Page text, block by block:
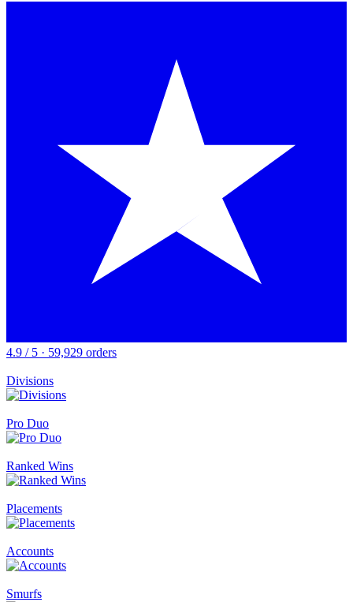
4.9 / 5 · 59,929 orders
Divisions
Pro Duo
Ranked Wins
Placements
Accounts
Smurfs